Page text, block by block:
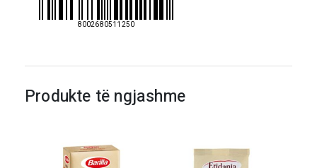
8002680511250
Produkte të ngjashme